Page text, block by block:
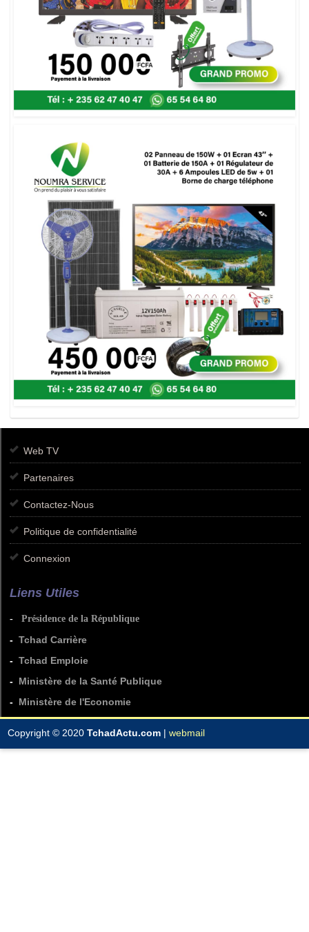
Web TV
Partenaires
Contactez-Nous
Politique de confidentialité
Connexion
Liens Utiles
- Présidence de la République
- Tchad Carrière
- Tchad Emploie
- Ministère de la Santé Publique
- Ministère de l'Economie
Copyright © 2020 TchadActu.com | webmail